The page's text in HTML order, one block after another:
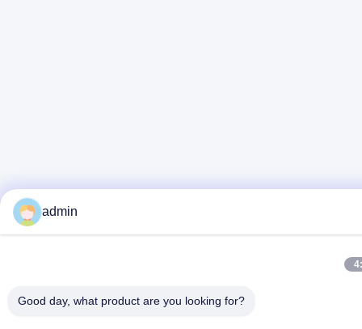
admin
Good day, what product are you looking for?